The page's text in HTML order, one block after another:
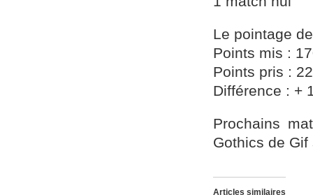
Le pointage
Points mis :
Points pris :
Différence : +
Prochains
Gothics de Gif
Articles similaires